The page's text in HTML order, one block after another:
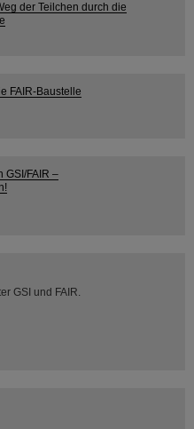
der Teilchen durch die
FAIR-Baustelle
GSI/FAIR –
GSI und FAIR.